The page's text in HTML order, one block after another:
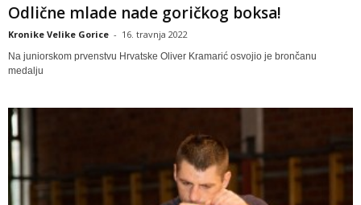
Odlične mlade nade goričkog boksa!
Kronike Velike Gorice - 16. travnja 2022
Na juniorskom prvenstvu Hrvatske Oliver Kramarić osvojio je brončanu
medalju